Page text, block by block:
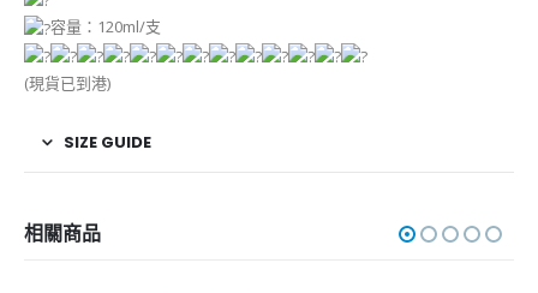
容量：120ml/支
(現貨已到港)
SIZE GUIDE
相關商品